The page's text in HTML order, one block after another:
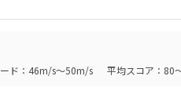
ド：46m/s～50m/s 平均スコア：80